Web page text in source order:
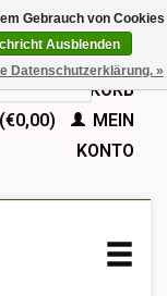
Nederlands
English
WARENKORB
(€0,00)
MEIN
KONTO
Gebrauch von Cookies
Ausblenden
Datenschutzerklärung. »